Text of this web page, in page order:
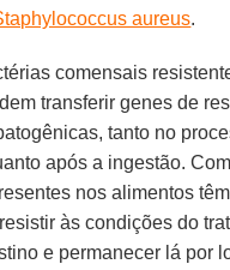
aureus.
comensais
transferir genes de
tanto no
após a ingestão.
nos alimentos
às condições do
e permanecer lá por